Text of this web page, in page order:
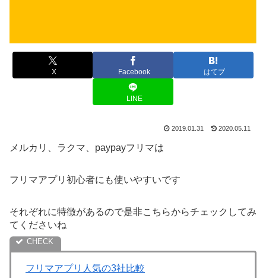
X Facebook はてブ
LINE
2019.01.31 2020.05.11
メルカリ、ラクマ、paypayフリマは
フリマアプリ初心者にも使いやすいです
それぞれに特徴があるので是非こちらからチェックしてみ
てくださいね
フリマアプリ人気の3社比較